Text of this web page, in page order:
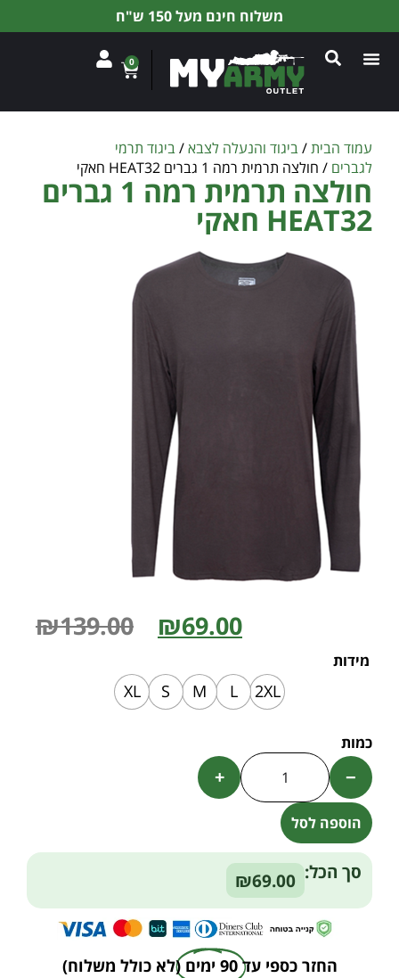
משלוח חינם מעל 150 ש"ח
0
עמוד הבית/ביגוד והנעלה לצבא/ביגוד תרמי
לגברים / חולצה תרמית רמה 1 גברים HEAT32 חאקי
חולצה תרמית רמה 1 גברים
HEAT32 חאקי
₪139.00 ₪69.00
מידות
2XL
L
M
S
XL
−
+
הוספה לסל
Alternative:
סך הכל: ₪69.00
החזר כספי עד 90 ימים (לא כולל משלוח)